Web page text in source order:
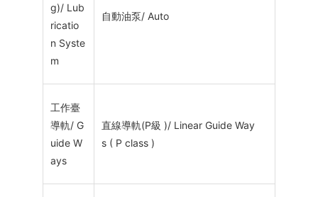
g)/ Lub
ricatio
n Syste
m
自動油泵/ Auto
工作臺
導軌/ G
uide W
ays
直線導軌(P級 )/ Linear Guide Way
s ( P class )